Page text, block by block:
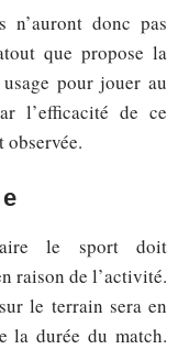
n’auront donc pas
que propose la
pour jouer au
l’efficacité de ce
observée.
le sport doit
raison de l’activité.
le terrain sera en
la durée du match.